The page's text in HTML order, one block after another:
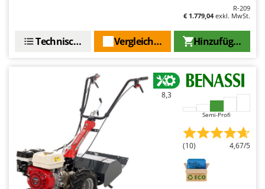
More than chef
New O.M.R.A.
Nilfisk
Ninja
R-209
€ 1.779,04exkl. MwSt.
Hinzufügen
Vergleichen Sie
Technische Daten
8,3
Semi-Profi
(10) 4,67/5